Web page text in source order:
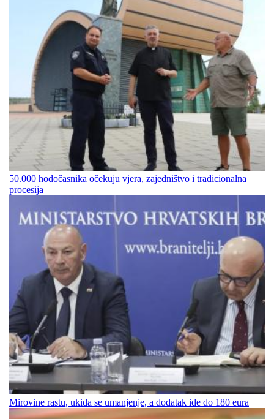
50.000 hodočasnika očekuju vjera, zajedništvo i tradicionalna
procesija
Mirovine rastu, ukida se umanjenje, a dodatak ide do 180 eura